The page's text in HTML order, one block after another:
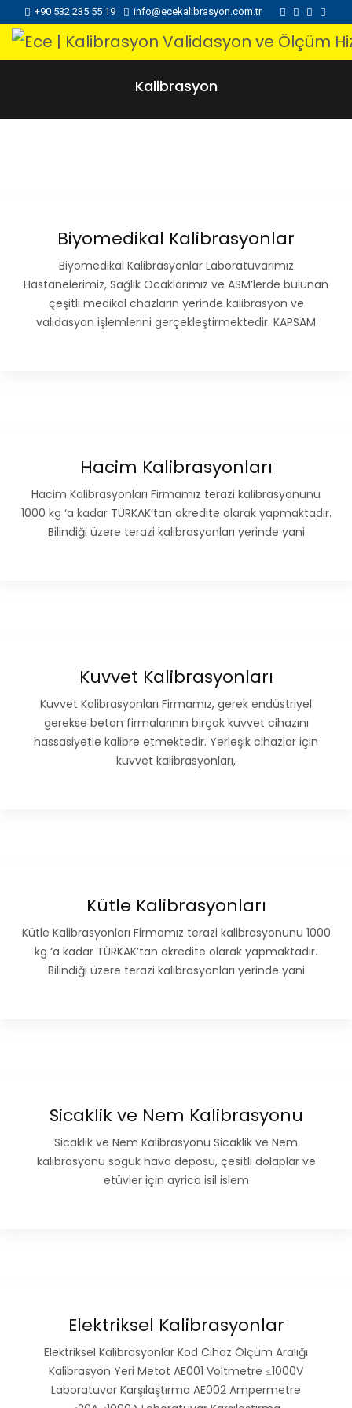
+90 532 235 55 19 info@ecekalibrasyon.com.tr
Kalibrasyon
Biyomedikal Kalibrasyonlar
Biyomedikal Kalibrasyonlar Laboratuvarımız
Hastanelerimiz, Sağlık Ocaklarımız ve ASM’lerde bulunan
çeşitli medikal chazların yerinde kalibrasyon ve
validasyon işlemlerini gerçekleştirmektedir. KAPSAM
Hacim Kalibrasyonları
Hacim Kalibrasyonları Firmamız terazi kalibrasyonunu
1000 kg ‘a kadar TÜRKAK’tan akredite olarak yapmaktadır.
Bilindiği üzere terazi kalibrasyonları yerinde yani
Kuvvet Kalibrasyonları
Kuvvet Kalibrasyonları Firmamız, gerek endüstriyel
gerekse beton firmalarının birçok kuvvet cihazını
hassasiyetle kalibre etmektedir. Yerleşik cihazlar için
kuvvet kalibrasyonları,
Kütle Kalibrasyonları
Kütle Kalibrasyonları Firmamız terazi kalibrasyonunu 1000
kg ‘a kadar TÜRKAK’tan akredite olarak yapmaktadır.
Bilindiği üzere terazi kalibrasyonları yerinde yani
Sicaklik ve Nem Kalibrasyonu
Sicaklik ve Nem Kalibrasyonu Sicaklik ve Nem
kalibrasyonu soguk hava deposu, çesitli dolaplar ve
etüvler için ayrica isil islem
Elektriksel Kalibrasyonlar
Elektriksel Kalibrasyonlar Kod Cihaz Ölçüm Aralığı
Kalibrasyon Yeri Metot AE001 Voltmetre ≤1000V
Laboratuvar Karşılaştırma AE002 Ampermetre